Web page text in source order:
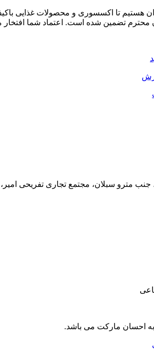
هستیم تا اکسسوری و محصولات غذایی
تضمین شده است. اعتماد شما
سبلان، مجتمع تجاری تفریحی امیر، طبقه منفی 2، پلاک
احسان مارکت می باشد.